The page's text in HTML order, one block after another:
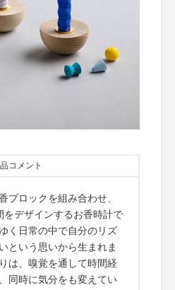
コメント
ブロックを組み合わせ、
をデザインするお香時計で
く日常の中で自分のリズ
という思いから生まれま
は、嗅覚を通して時間経
同時に気分をも変えてい